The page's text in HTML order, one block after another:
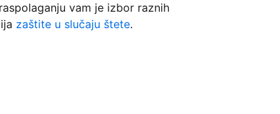
vam je izbor raznih
zaštite u slučaju štete.